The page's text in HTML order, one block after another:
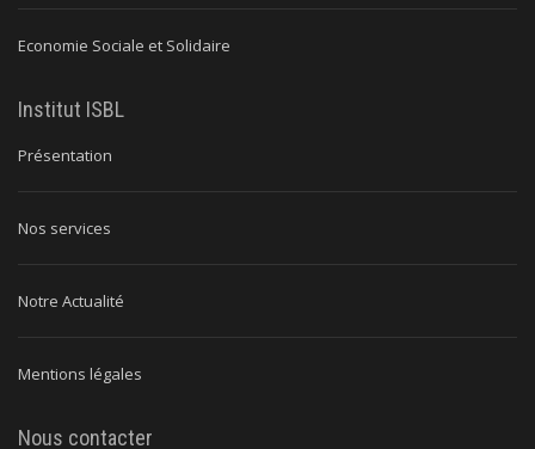
Economie Sociale et Solidaire
Institut ISBL
Présentation
Nos services
Notre Actualité
Mentions légales
Nous contacter